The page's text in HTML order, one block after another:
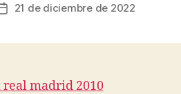
Fecha21 de diciembre de 2022